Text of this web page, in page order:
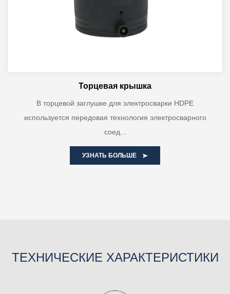
Торцевая крышка
В торцевой заглушке для электросварки HDPE
используется передовая технология электросварного
соед...
УЗНАТЬ БОЛЬШЕ
ТЕХНИЧЕСКИЕ ХАРАКТЕРИСТИКИ